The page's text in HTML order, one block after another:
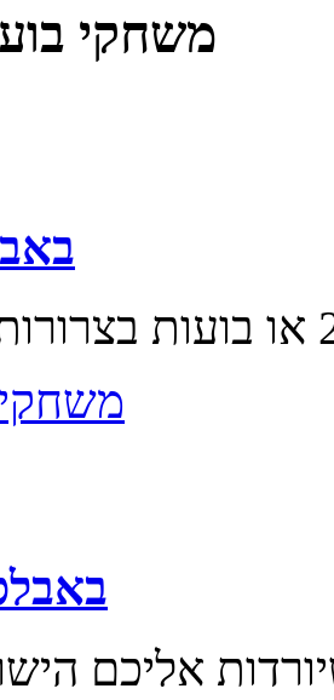
משחקי